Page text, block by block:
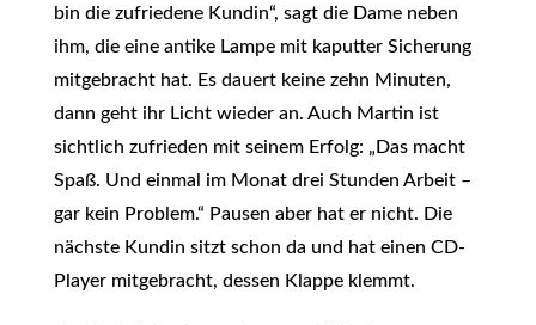
bin die zufriedene Kundin“, sagt die Dame neben
ihm, die eine antike Lampe mit kaputter Sicherung
mitgebracht hat. Es dauert keine zehn Minuten,
dann geht ihr Licht wieder an. Auch Martin ist
sichtlich zufrieden mit seinem Erfolg: „Das macht
Spaß. Und einmal im Monat drei Stunden Arbeit –
gar kein Problem.“ Pausen aber hat er nicht. Die
nächste Kundin sitzt schon da und hat einen CD-
Player mitgebracht, dessen Klappe klemmt.